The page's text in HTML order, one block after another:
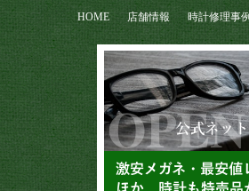
HOME 店舗情報 時計修理事